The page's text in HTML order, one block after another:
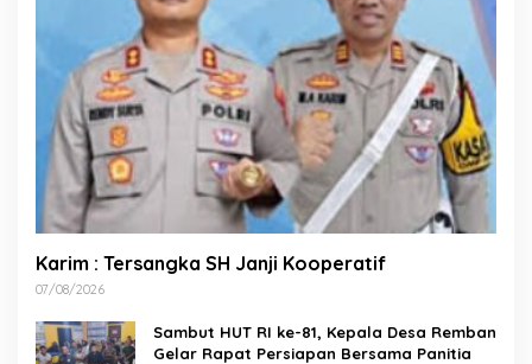
Karim : Tersangka SH Janji Kooperatif
07/08/2026
Sambut HUT RI ke-81, Kepala Desa Remban
Gelar Rapat Persiapan Bersama Panitia